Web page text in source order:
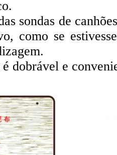
sondas de
como se
dobrável e